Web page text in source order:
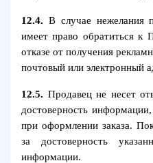
12.4. В случае нежелания
имеет право обратиться к
отказе от получения
почтовый или электронный
12.5. Продавец не несет
достоверность
при оформлении заказа.
за достоверность
информации.